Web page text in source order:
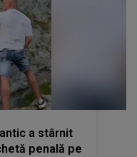
a stârnit
penală pe